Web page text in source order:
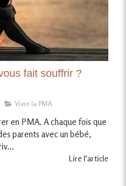
fait souffrir ?
Vivre la PMA
en PMA. A chaque fois que
parents avec un bébé,
Lire l'article